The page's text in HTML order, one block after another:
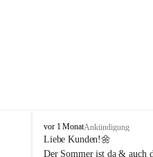
B
l
u
vor 1 MonatAnkündigung
Liebe Kunden!🌼
Der Sommer ist da & auch